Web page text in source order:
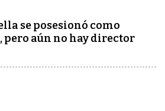
se posesionó como
pero aún no hay director